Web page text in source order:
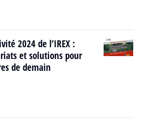
2024 de l’IREX :
et solutions pour
de demain